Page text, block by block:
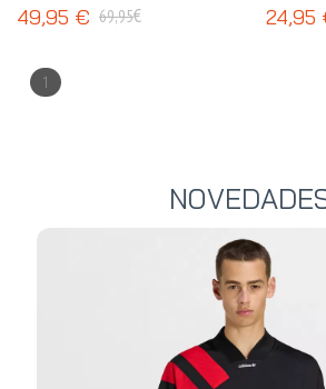
49,95 € 69,95€ 24,95
1